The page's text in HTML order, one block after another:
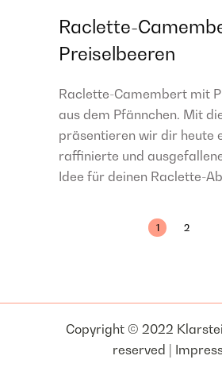
Raclette-
Preiselbeeren
Raclette-Camembert mit
aus dem Pfännchen. Mit
präsentieren wir dir heute
raffinierte und
Idee für deinen Raclette-
1 2
Copyright © 2022
reserved |